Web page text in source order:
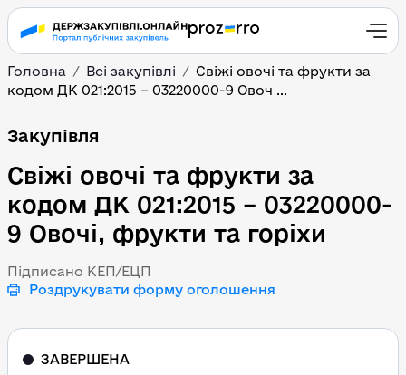
Головна Всі закупівлі
Свіжі овочі та фрукти за
кодом ДК 021:2015 – 03220000-9 Овоч ...
Свіжі овочі та фрукти
Закупівля
Свіжі овочі та фрукти за
кодом ДК 021:2015 – 03220000-
9 Овочі, фрукти та горіхи
Підписано КЕП/ЕЦП
Роздрукувати форму оголошення
ЗАВЕРШЕНА